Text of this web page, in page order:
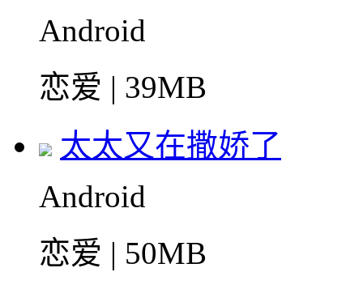
Android
恋爱 | 39MB
太太又在撒娇了
Android
恋爱 | 50MB